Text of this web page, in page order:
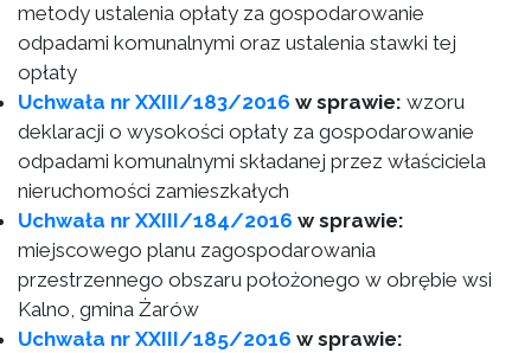
metody ustalenia opłaty za gospodarowanie
odpadami komunalnymi oraz ustalenia stawki tej
opłaty
Uchwała nr XXIII/183/2016 w sprawie: wzoru
deklaracji o wysokości opłaty za gospodarowanie
odpadami komunalnymi składanej przez właściciela
nieruchomości zamieszkałych
Uchwała nr XXIII/184/2016 w sprawie:
miejscowego planu zagospodarowania
przestrzennego obszaru położonego w obrębie wsi
Kalno, gmina Żarów
Uchwała nr XXIII/185/2016 w sprawie: